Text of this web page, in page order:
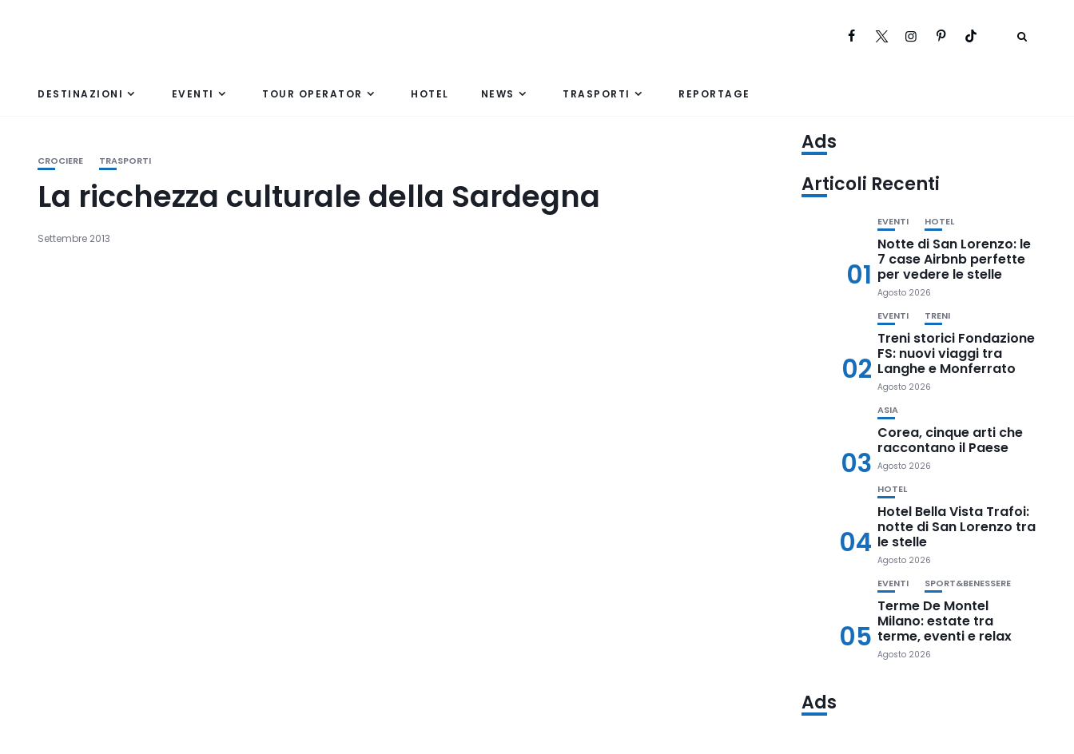
DESTINAZIONI EVENTI TOUR OPERATOR HOTEL NEWS TRASPORTI REPORTAGE
CROCIERE TRASPORTI
La ricchezza culturale della Sardegna
Settembre 2013
Ads
Articoli Recenti
01
EVENTI HOTEL
Notte di San Lorenzo: le
7 case Airbnb perfette
per vedere le stelle
Agosto 2026
02
EVENTI TRENI
Treni storici Fondazione
FS: nuovi viaggi tra
Langhe e Monferrato
Agosto 2026
03
ASIA
Corea, cinque arti che
raccontano il Paese
Agosto 2026
04
HOTEL
Hotel Bella Vista Trafoi:
notte di San Lorenzo tra
le stelle
Agosto 2026
05
EVENTI SPORT&BENESSERE
Terme De Montel
Milano: estate tra
terme, eventi e relax
Agosto 2026
Ads